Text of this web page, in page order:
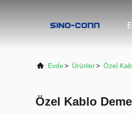
Evde> Ürünler> Özel
Özel Kablo